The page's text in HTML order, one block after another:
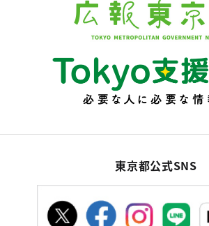
東京都公式SNS